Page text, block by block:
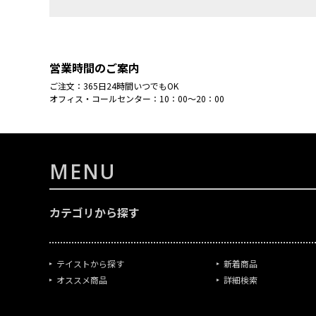
営業時間のご案内
ご注文：365日24時間いつでもOK
オフィス・コールセンター：10：00～20：00
MENU
カテゴリから探す
テイストから探す
オススメ商品
新着商品
詳細検索